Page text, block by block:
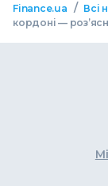
Finance.ua / Всі
кордоні —